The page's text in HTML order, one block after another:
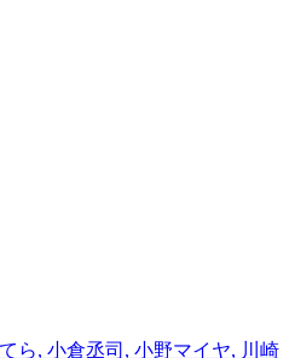
ら, 小倉丞司, 小野マイヤ, 川崎